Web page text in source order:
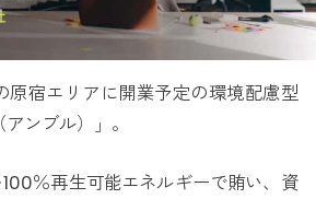
宿エリアに開業予定の環境配慮型
ンブル）」。
％再生可能エネルギーで賄い、資